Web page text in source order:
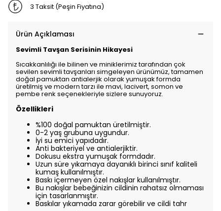
3 Taksit (Peşin Fiyatına)
Ürün Açıklaması
Sevimli Tavşan Serisinin Hikayesi
Sıcakkanlılığı ile bilinen ve miniklerimiz tarafından çok
sevilen sevimli tavşanları simgeleyen ürünümüz, tamamen
doğal pamuktan antialerjik olarak yumuşak formda
üretilmiş ve modern tarzı ile mavi, lacivert, somon ve
pembe renk seçenekleriyle sizlere sunuyoruz.
Özellikleri
%100 doğal pamuktan üretilmiştir.
0-2 yaş grubuna uygundur.
İyi su emici yapıdadır.
Anti bakteriyel ve antialerjiktir.
Dokusu ekstra yumuşak formdadır.
Uzun süre yıkamaya dayanıklı birinci sınıf kaliteli
kumaş kullanılmıştır.
Baskı içermeyen özel nakışlar kullanılmıştır.
Bu nakışlar bebeğinizin cildinin rahatsız olmaması
için tasarlanmıştır.
Baskılar yıkamada zarar görebilir ve cildi tahr